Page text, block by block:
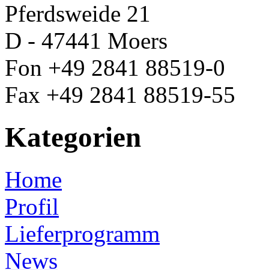
Pferdsweide 21
D - 47441 Moers
Fon +49 2841 88519-0
Fax +49 2841 88519-55
Kategorien
Home
Profil
Lieferprogramm
News